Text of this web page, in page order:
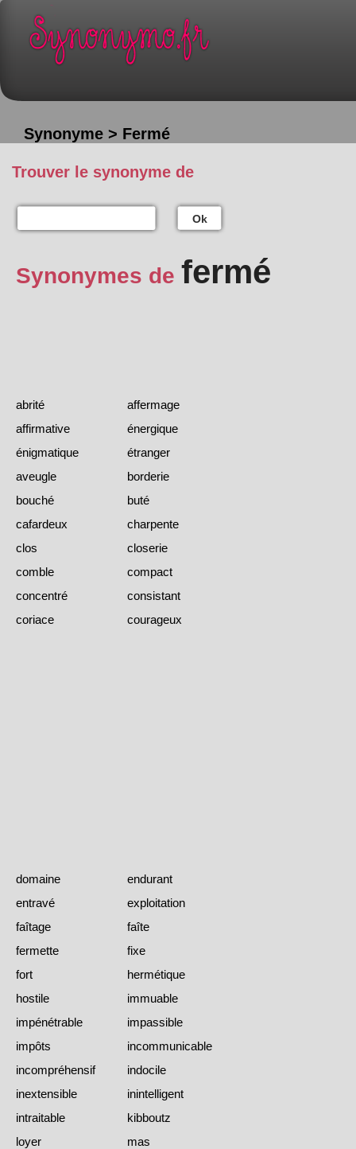
Synonyme > Fermé
Trouver le synonyme de
Ok
Synonymes de fermé
abrité
affermage
affirmative
énergique
énigmatique
étranger
aveugle
borderie
bouché
buté
cafardeux
charpente
clos
closerie
comble
compact
concentré
consistant
coriace
courageux
domaine
endurant
entravé
exploitation
faîtage
faîte
fermette
fixe
fort
hermétique
hostile
immuable
impénétrable
impassible
impôts
incommunicable
incompréhensif
indocile
inextensible
inintelligent
intraitable
kibboutz
loyer
mas